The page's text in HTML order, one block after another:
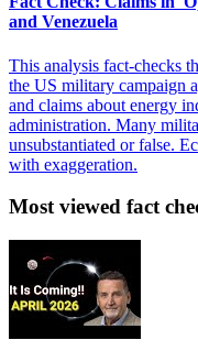
and Venezuela
This analysis fact-checks
the US military campaign
and claims about energy
administration. Many
unsubstantiated or false.
with exaggeration.
Most viewed fact